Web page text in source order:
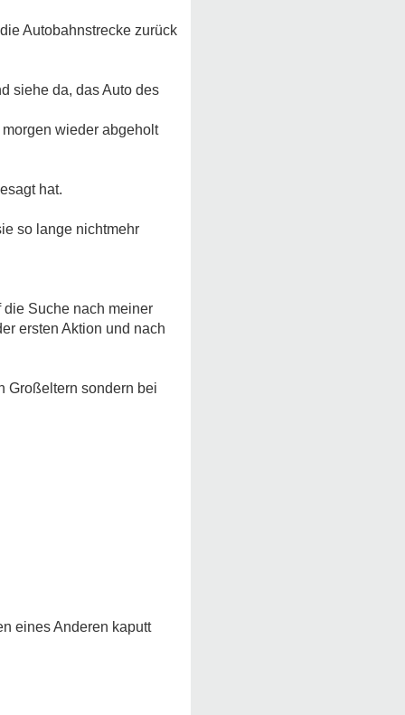
Autobahnstrecke zurück
siehe da, das Auto des
wieder abgeholt
hat.
so lange nichtmehr
Suche nach meiner
ersten Aktion und nach
Großeltern sondern bei
eines Anderen kaputt